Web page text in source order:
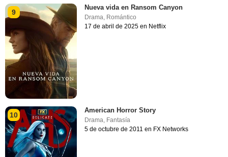
9
Nueva vida en Ransom Canyon
Drama, Romántico
17 de abril de 2025 en Netflix
10
American Horror Story
Drama, Fantasía
5 de octubre de 2011 en FX Networks